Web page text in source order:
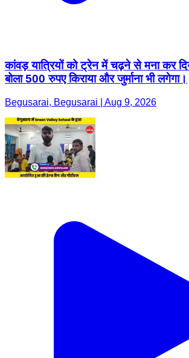
कांवड़ यात्रियों को ट्रेन में चढ़ने से मना कर
बोला 500 रुपए किराया और जुर्माना भी लगेगा।
Begusarai, Begusarai | Aug 9, 2026